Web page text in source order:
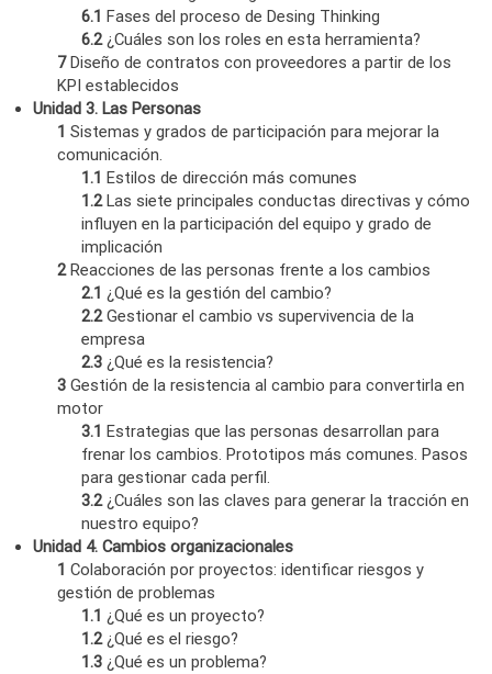
6.1 Fases del proceso de Desing Thinking
6.2¿Cuáles son los roles en esta herramienta?
7Diseño de contratos con proveedores a partir de los
KPI establecidos
Unidad 3. Las Personas
1 Sistemas y grados de participación para mejorar la
comunicación.
1.1 Estilos de dirección más comunes
1.2Las siete principales conductas directivas y cómo
influyen en la participación del equipo y grado de
implicación
2Reacciones de las personas frente a los cambios
2.1 ¿Qué es la gestión del cambio?
2.2Gestionar el cambio vs supervivencia de la
empresa
2.3 ¿Qué es la resistencia?
3 Gestión de la resistencia al cambio para convertirla en
motor
3.1 Estrategias que las personas desarrollan para
frenar los cambios. Prototipos más comunes. Pasos
para gestionar cada perfil.
3.2¿Cuáles son las claves para generar la tracción en
nuestro equipo?
Unidad 4. Cambios organizacionales
1 Colaboración por proyectos: identificar riesgos y
gestión de problemas
1.1 ¿Qué es un proyecto?
1.2¿Qué es el riesgo?
1.3 ¿Qué es un problema?